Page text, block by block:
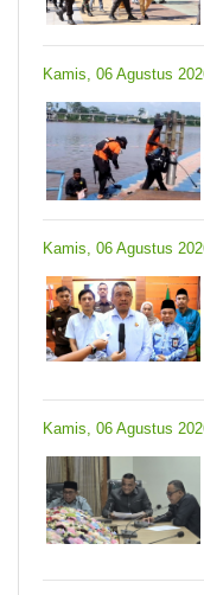
Kamis, 06 Agustus
Kamis, 06 Agustus
Kamis, 06 Agustus